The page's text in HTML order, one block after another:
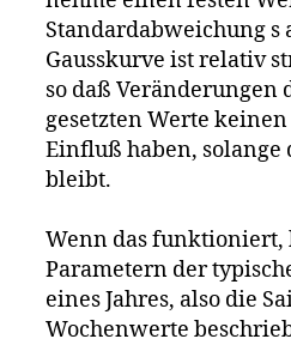
Standardabweichung s
Gausskurve ist relativ
so daß
gesetzten Werte
Einfluß haben, solange
bleibt.
Wenn das
Parametern der
eines Jahres, also die
Wochenwerte